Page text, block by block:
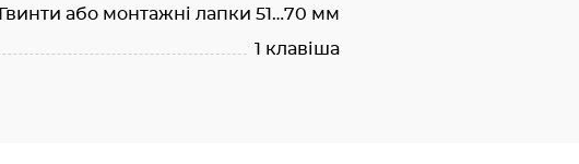
Гвинти або монтажні лапки 51…70 мм
1 клавіша